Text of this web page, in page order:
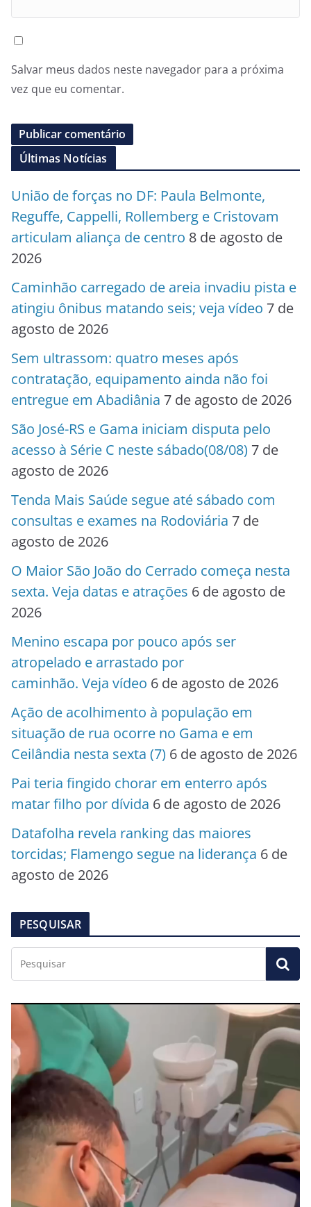
Salvar meus dados neste navegador para a próxima
vez que eu comentar.
Últimas Notícias
União de forças no DF: Paula Belmonte,
Reguffe, Cappelli, Rollemberg e Cristovam
articulam aliança de centro 8 de agosto de
2026
Caminhão carregado de areia invadiu pista e
atingiu ônibus matando seis; veja vídeo 7 de
agosto de 2026
Sem ultrassom: quatro meses após
contratação, equipamento ainda não foi
entregue em Abadiânia 7 de agosto de 2026
São José-RS e Gama iniciam disputa pelo
acesso à Série C neste sábado(08/08) 7 de
agosto de 2026
Tenda Mais Saúde segue até sábado com
consultas e exames na Rodoviária 7 de
agosto de 2026
O Maior São João do Cerrado começa nesta
sexta. Veja datas e atrações 6 de agosto de
2026
Menino escapa por pouco após ser
atropelado e arrastado por
caminhão. Veja vídeo 6 de agosto de 2026
Ação de acolhimento à população em
situação de rua ocorre no Gama e em
Ceilândia nesta sexta (7) 6 de agosto de 2026
Pai teria fingido chorar em enterro após
matar filho por dívida 6 de agosto de 2026
Datafolha revela ranking das maiores
torcidas; Flamengo segue na liderança 6 de
agosto de 2026
PESQUISAR